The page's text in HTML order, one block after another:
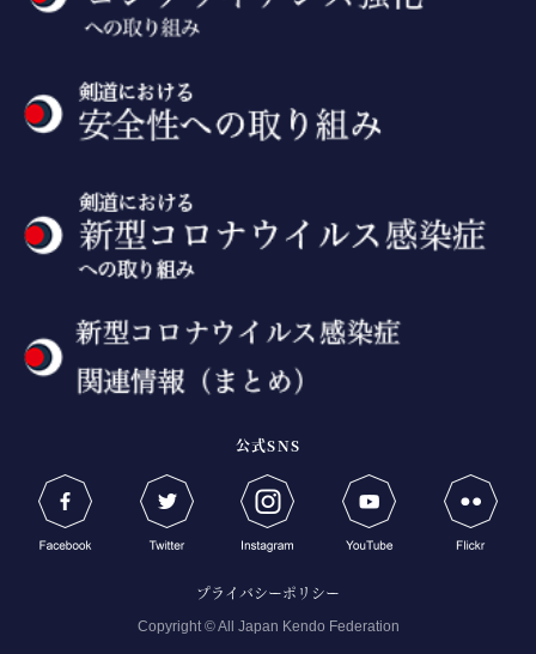
公式SNS
プライバシーポリシー
Copyright © All Japan Kendo Federation